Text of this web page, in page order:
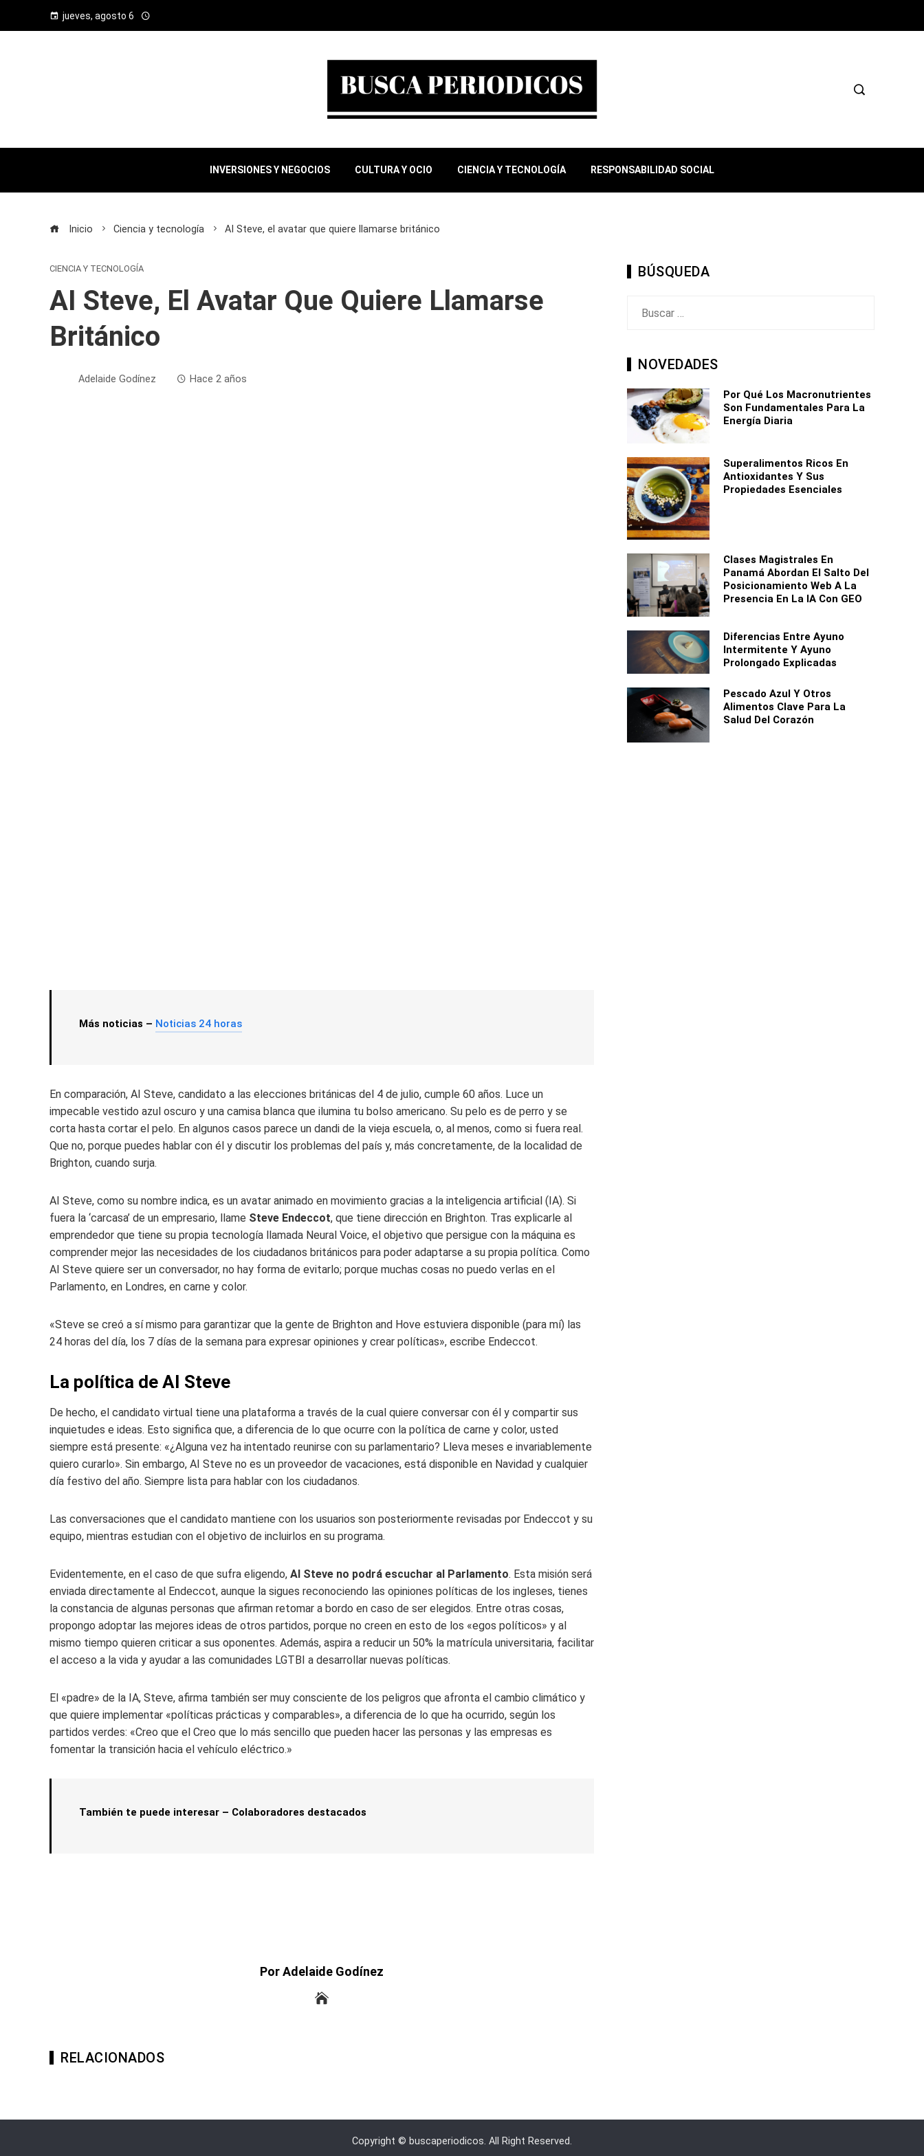
jueves, agosto 6
INVERSIONES Y NEGOCIOS CULTURA Y OCIO CIENCIA Y TECNOLOGÍA RESPONSABILIDAD SOCIAL
Inicio Ciencia y tecnología AI Steve, el avatar que quiere llamarse británico
CIENCIA Y TECNOLOGÍA
AI Steve, El Avatar Que Quiere Llamarse
Británico
Adelaide Godínez Hace 2 años
Más noticias – Noticias 24 horas
En comparación, AI Steve, candidato a las elecciones británicas del 4 de julio, cumple 60 años. Luce un
impecable vestido azul oscuro y una camisa blanca que ilumina tu bolso americano. Su pelo es de perro y se
corta hasta cortar el pelo. En algunos casos parece un dandi de la vieja escuela, o, al menos, como si fuera real.
Que no, porque puedes hablar con él y discutir los problemas del país y, más concretamente, de la localidad de
Brighton, cuando surja.
AI Steve, como su nombre indica, es un avatar animado en movimiento gracias a la inteligencia artificial (IA). Si
fuera la ‘carcasa’ de un empresario, llame Steve Endeccot, que tiene dirección en Brighton. Tras explicarle al
emprendedor que tiene su propia tecnología llamada Neural Voice, el objetivo que persigue con la máquina es
comprender mejor las necesidades de los ciudadanos británicos para poder adaptarse a su propia política. Como
AI Steve quiere ser un conversador, no hay forma de evitarlo; porque muchas cosas no puedo verlas en el
Parlamento, en Londres, en carne y color.
«Steve se creó a sí mismo para garantizar que la gente de Brighton and Hove estuviera disponible (para mí) las
24 horas del día, los 7 días de la semana para expresar opiniones y crear políticas», escribe Endeccot.
La política de AI Steve
De hecho, el candidato virtual tiene una plataforma a través de la cual quiere conversar con él y compartir sus
inquietudes e ideas. Esto significa que, a diferencia de lo que ocurre con la política de carne y color, usted
siempre está presente: «¿Alguna vez ha intentado reunirse con su parlamentario? Lleva meses e invariablemente
quiero curarlo». Sin embargo, AI Steve no es un proveedor de vacaciones, está disponible en Navidad y cualquier
día festivo del año. Siempre lista para hablar con los ciudadanos.
Las conversaciones que el candidato mantiene con los usuarios son posteriormente revisadas por Endeccot y su
equipo, mientras estudian con el objetivo de incluirlos en su programa.
Evidentemente, en el caso de que sufra eligendo, AI Steve no podrá escuchar al Parlamento. Esta misión será
enviada directamente al Endeccot, aunque la sigues reconociendo las opiniones políticas de los ingleses, tienes
la constancia de algunas personas que afirman retomar a bordo en caso de ser elegidos. Entre otras cosas,
propongo adoptar las mejores ideas de otros partidos, porque no creen en esto de los «egos políticos» y al
mismo tiempo quieren criticar a sus oponentes. Además, aspira a reducir un 50% la matrícula universitaria, facilitar
el acceso a la vida y ayudar a las comunidades LGTBI a desarrollar nuevas políticas.
El «padre» de la IA, Steve, afirma también ser muy consciente de los peligros que afronta el cambio climático y
que quiere implementar «políticas prácticas y comparables», a diferencia de lo que ha ocurrido, según los
partidos verdes: «Creo que el Creo que lo más sencillo que pueden hacer las personas y las empresas es
fomentar la transición hacia el vehículo eléctrico.»
También te puede interesar – Colaboradores destacados
Por Adelaide Godínez
RELACIONADOS
BÚSQUEDA
NOVEDADES
Por Qué Los Macronutrientes
Son Fundamentales Para La
Energía Diaria
Superalimentos Ricos En
Antioxidantes Y Sus
Propiedades Esenciales
Clases Magistrales En
Panamá Abordan El Salto Del
Posicionamiento Web A La
Presencia En La IA Con GEO
Diferencias Entre Ayuno
Intermitente Y Ayuno
Prolongado Explicadas
Pescado Azul Y Otros
Alimentos Clave Para La
Salud Del Corazón
Copyright © buscaperiodicos. All Right Reserved.